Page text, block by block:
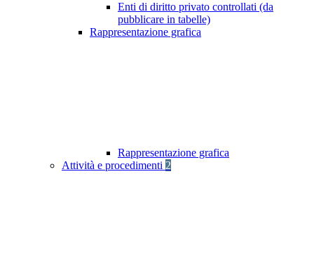
Enti di diritto privato controllati (da
pubblicare in tabelle)
Rappresentazione grafica
Rappresentazione grafica
Attività e procedimenti 2